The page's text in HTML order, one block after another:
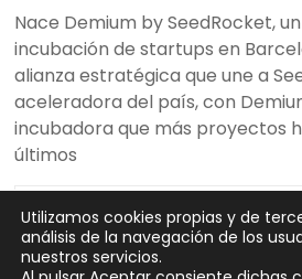
Nace Demium by SeedRocket,
incubación de startups en
alianza estratégica que une a
aceleradora del país, con
incubadora que más proyectos
últimos
Prensa, SeedRocket No hay
Utilizamos cookies propias y de
análisis de la navegación de los
nuestros servicios.